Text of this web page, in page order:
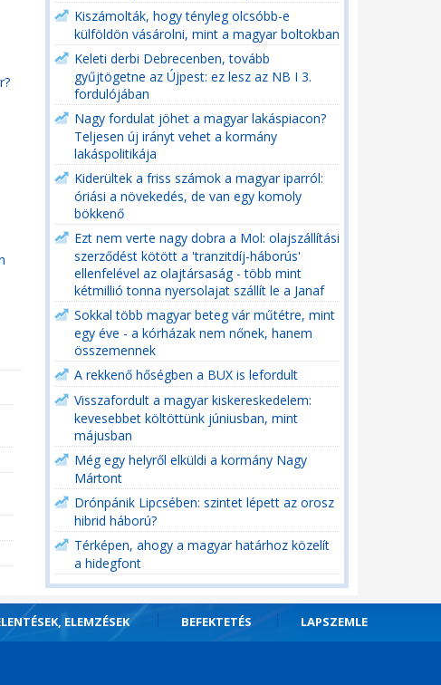
Kiszámolták, hogy tényleg olcsóbb-e
külföldön vásárolni, mint a magyar boltokban
Keleti derbi Debrecenben, tovább
gyűjtögetne az Újpest: ez lesz az NB I 3.
fordulójában
Nagy fordulat jöhet a magyar lakáspiacon?
Teljesen új irányt vehet a kormány
lakáspolitikája
Kiderültek a friss számok a magyar iparról:
óriási a növekedés, de van egy komoly
bökkenő
Ezt nem verte nagy dobra a Mol: olajszállítási
szerződést kötött a 'tranzitdíj-háborús'
ellenfelével az olajtársaság - több mint
kétmillió tonna nyersolajat szállít le a Janaf
Sokkal több magyar beteg vár műtétre, mint
egy éve - a kórházak nem nőnek, hanem
összemennek
A rekkenő hőségben a BUX is lefordult
Visszafordult a magyar kiskereskedelem:
kevesebbet költöttünk júniusban, mint
májusban
Még egy helyről elküldi a kormány Nagy
Mártont
Drónpánik Lipcsében: szintet lépett az orosz
hibrid háború?
Térképen, ahogy a magyar határhoz közelít
a hidegfont
ELEMZÉSEK BEFEKTETÉS LAPSZEMLE